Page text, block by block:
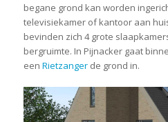
begane grond kan worden
televisiekamer of kantoor aan
bevinden zich 4 grote
bergruimte. In Pijnacker gaat
een Rietzangerde grond in.